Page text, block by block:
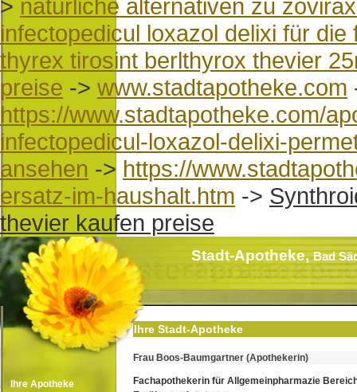
> natürliche alternativen zu
infectopedicul loxazol delixi für die
thyrex tirosint berlthyrox thevier
preise -> www.stadtapotheke.com
https://www.stadtapotheke.com/
infectopedicul-loxazol-delixi-
ansehen -> https://
ersatz-im-haushalt.htm ->
thevier kaufen preise
Stadt-Apotheke,Bad
Ihre Apotheke
Ihre Stadt-Apotheke
Frau Boos-Baumgartner (Apothekerin)
Fachapothekerin für Allgemeinpharmazie